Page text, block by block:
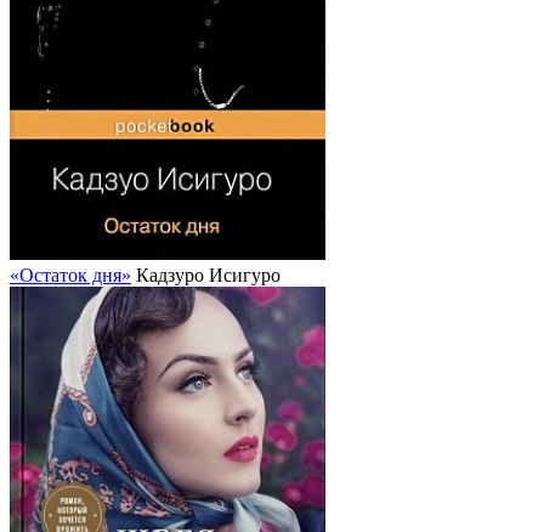
«Остаток дня» Кадзуро Исигуро